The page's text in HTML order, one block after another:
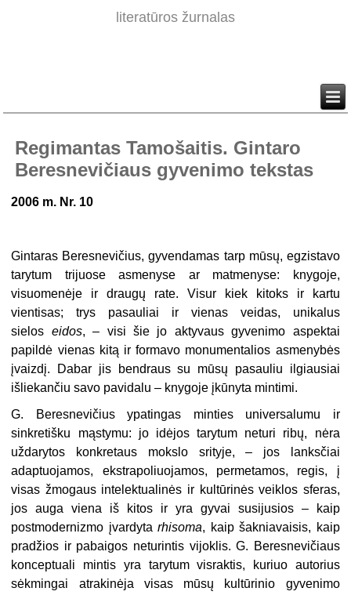
literatūros žurnalas
Regimantas Tamošaitis. Gintaro
Beresnevičiaus gyvenimo tekstas
2006 m. Nr. 10
Gintaras Beresnevičius, gyvendamas tarp mūsų, egzistavo
tarytum trijuose asmenyse ar matmenyse: knygoje,
visuomenėje ir draugų rate. Visur kiek kitoks ir kartu
vientisas; trys pasauliai ir vienas veidas, unikalus
sielos eidos, – visi šie jo aktyvaus gyvenimo aspektai
papildė vienas kitą ir formavo monumentalios asmenybės
įvaizdį. Dabar jis bendraus su mūsų pasauliu ilgiausiai
išliekančiu savo pavidalu – knygoje įkūnyta mintimi.
G. Beresnevičius ypatingas minties universalumu ir
sinkretišku mąstymu: jo idėjos tarytum neturi ribų, nėra
uždarytos konkretaus mokslo srityje, – jos lanksčiai
adaptuojamos, ekstrapoliuojamos, permetamos, regis, į
visas žmogaus intelektualinės ir kultūrinės veiklos sferas,
jos auga viena iš kitos ir yra gyvai susijusios – kaip
postmodernizmo įvardytarhisoma, kaip šakniavaisis, kaip
pradžios ir pabaigos neturintis vijoklis. G. Beresnevičiaus
konceptuali mintis yra tarytum visraktis, kuriuo autorius
sėkmingai atrakinėja visas mūsų kultūrinio gyvenimo